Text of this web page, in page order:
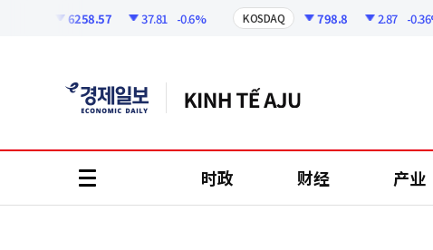
6258.57 37.81 -0.6% KOSDAQ 798.8 2.87 -0.36%
时政 财经 产业